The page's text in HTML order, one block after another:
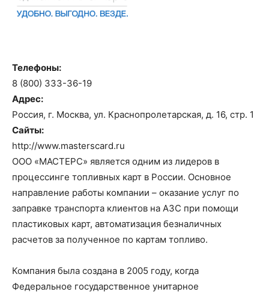
Телефоны:
8 (800) 333-36-19
Адрес:
Россия, г. Москва, ул. Краснопролетарская, д. 16, стр. 1
Сайты:
http://www.masterscard.ru
ООО «МАСТЕРС» является одним из лидеров в
процессинге топливных карт в России. Основное
направление работы компании – оказание услуг по
заправке транспорта клиентов на АЗС при помощи
пластиковых карт, автоматизация безналичных
расчетов за полученное по картам топливо.
Компания была создана в 2005 году, когда
Федеральное государственное унитарное